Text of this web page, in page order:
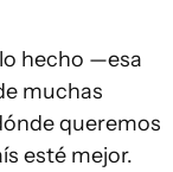
hecho —esa
muchas
queremos
esté mejor.